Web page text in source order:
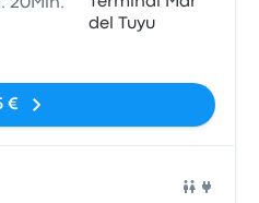
20Min.
del Tuyu
€